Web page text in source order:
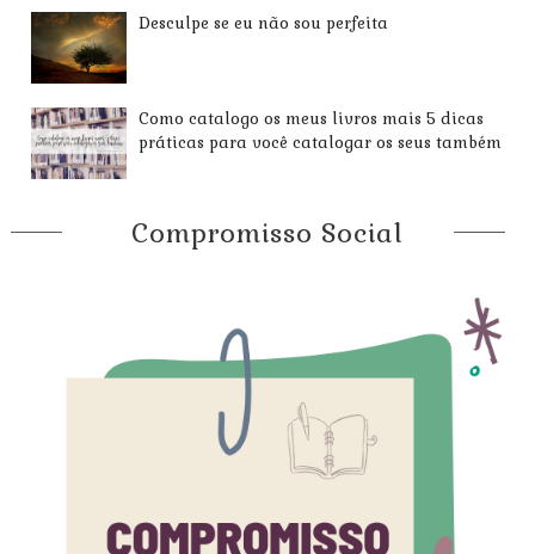
Desculpe se eu não sou perfeita
Como catalogo os meus livros mais 5 dicas
práticas para você catalogar os seus também
Compromisso Social